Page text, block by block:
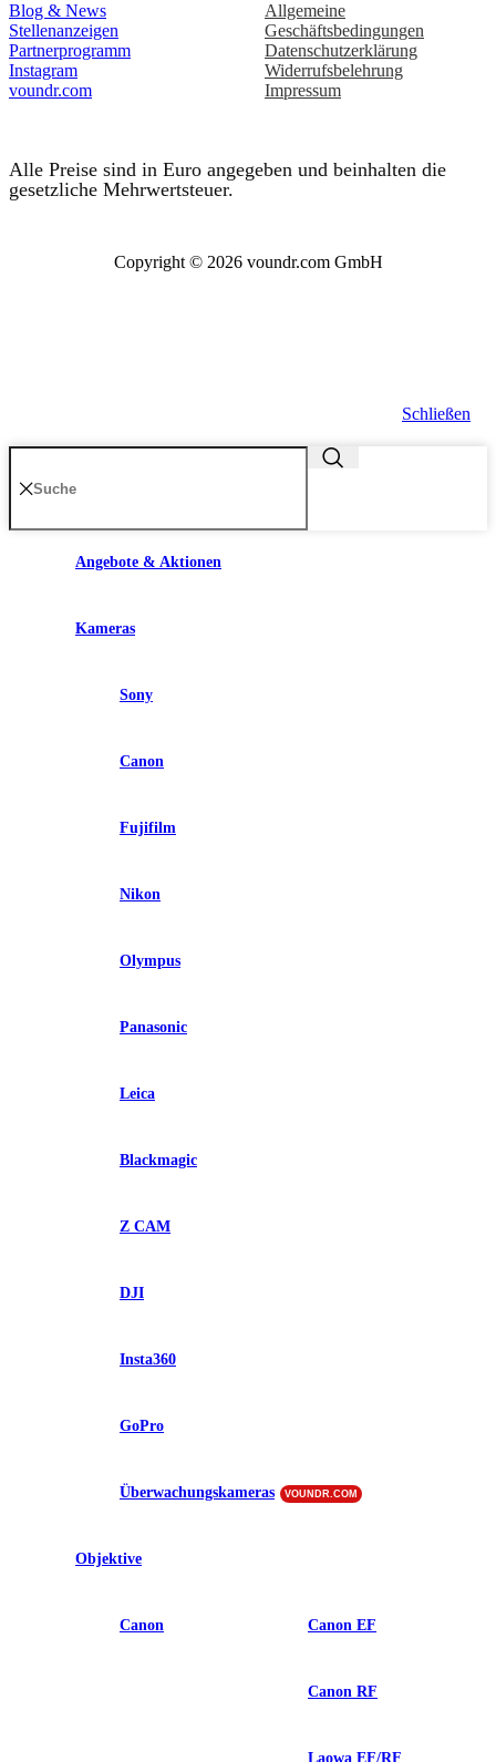
Blog & News
Stellenanzeigen
Partnerprogramm
Instagram
voundr.com
Allgemeine
Geschäftsbedingungen
Datenschutzerklärung
Widerrufsbelehrung
Impressum
Alle Preise sind in Euro angegeben und beinhalten die
gesetzliche Mehrwertsteuer.
Copyright © 2026 voundr.com GmbH
Schließen
Angebote & Aktionen
Kameras
Sony
Canon
Fujifilm
Nikon
Olympus
Panasonic
Leica
Blackmagic
Z CAM
DJI
Insta360
GoPro
Überwachungskameras VOUNDR.COM
Objektive
Canon Canon EF
Canon RF
Laowa EF/RF